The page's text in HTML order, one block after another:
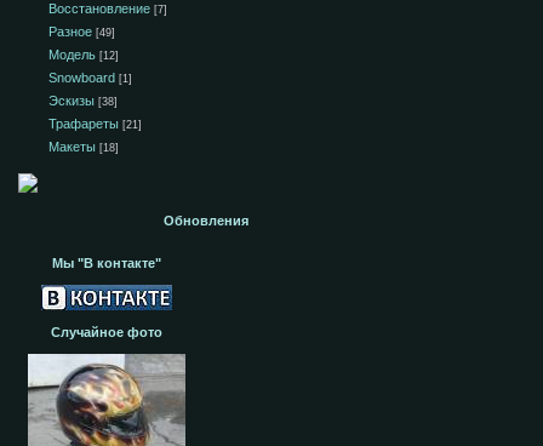
Восстановление [7]
Разное [49]
Модель [12]
Snowboard [1]
Эскизы [38]
Трафареты [21]
Макеты [18]
Обновления
Мы "В контакте"
Случайное фото